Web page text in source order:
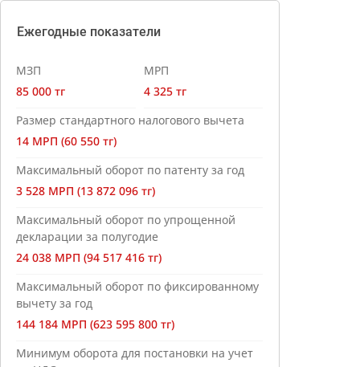
Ежегодные показатели
МЗП
85 000 тг
МРП
4 325 тг
Размер стандартного налогового вычета
14 МРП (60 550 тг)
Максимальный оборот по патенту за год
3 528 МРП (13 872 096 тг)
Максимальный оборот по упрощенной
декларации за полугодие
24 038 МРП (94 517 416 тг)
Максимальный оборот по фиксированному
вычету за год
144 184 МРП (623 595 800 тг)
Минимум оборота для постановки на учет